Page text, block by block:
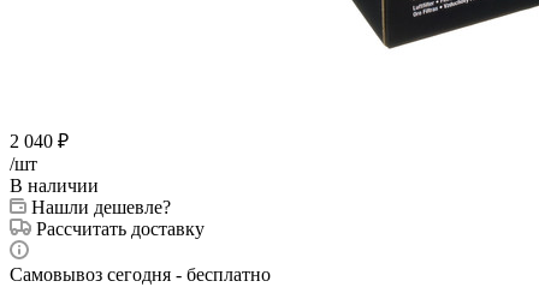
2 040 ₽
/шт
В наличии
Нашли дешевле?
Рассчитать доставку
Самовывоз сегодня - бесплатно